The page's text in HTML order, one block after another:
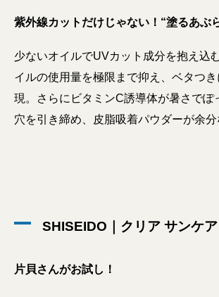
紫外線カットだけじゃない！“塗るあぶ
少ないオイルでUVカット成分を抱え込
イルの使用量を極限まで抑え、ベタつ
現。さらにビタミンC誘導体が暑さでぽ
穴を引き締め、皮脂吸着パウダーが余分
SHISEIDO｜クリア サンケ
片貝さんがお試し！